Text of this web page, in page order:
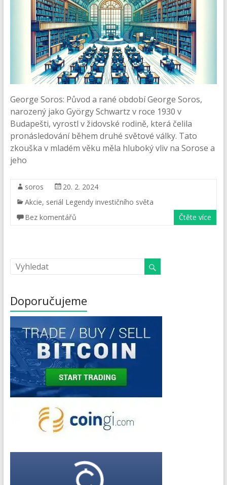
George Soros: Původ a rané období George Soros,
narozený jako György Schwartz v roce 1930 v
Budapešti, vyrostl v židovské rodině, která čelila
pronásledování během druhé světové války. Tato
zkouška v mladém věku měla hluboký vliv na Sorose a
jeho
soros
20. 2. 2024
Akcie, seriál Legendy investičního světa
Bez komentářů
Čtěte více
Doporučujeme